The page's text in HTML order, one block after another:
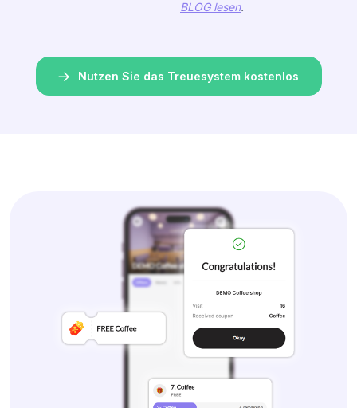
BLOG lesen.
Nutzen Sie das Treuesystem kostenlos